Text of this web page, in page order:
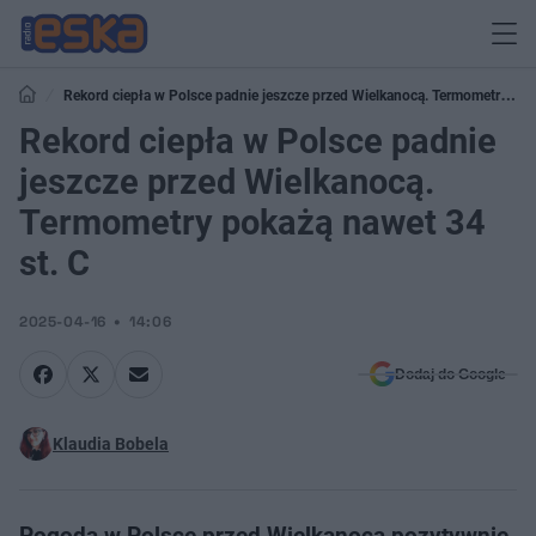
Rekord ciepła w Polsce padnie jeszcze przed Wielkanocą. Termometry
pokażą nawet 34 st. C
Rekord ciepła w Polsce padnie
jeszcze przed Wielkanocą.
Termometry pokażą nawet 34
st. C
2025-04-16 14:06
Dodaj do Google
Klaudia Bobela